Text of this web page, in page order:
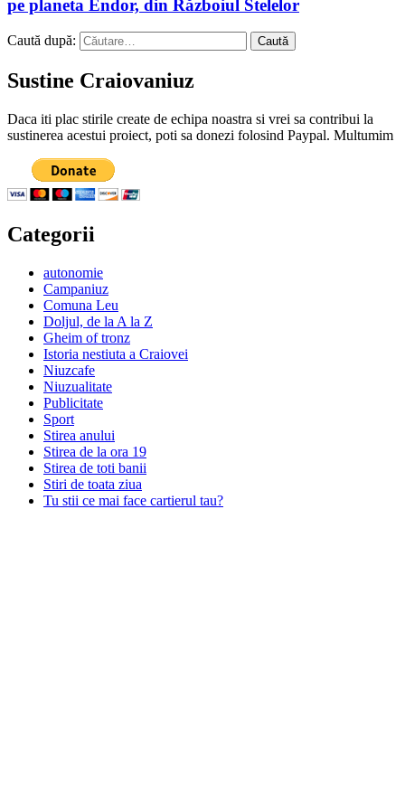
pe planeta Endor, din Războiul Stelelor
Caută după:
Sustine Craiovaniuz
Daca iti plac stirile create de echipa noastra si vrei sa contribui la
sustinerea acestui proiect, poti sa donezi folosind Paypal. Multumim
Categorii
autonomie
Campaniuz
Comuna Leu
Doljul, de la A la Z
Gheim of tronz
Istoria nestiuta a Craiovei
Niuzcafe
Niuzualitate
Publicitate
Sport
Stirea anului
Stirea de la ora 19
Stirea de toti banii
Stiri de toata ziua
Tu stii ce mai face cartierul tau?